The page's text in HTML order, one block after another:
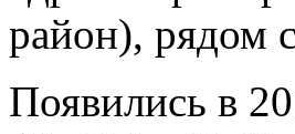
район), рядом
Появились в